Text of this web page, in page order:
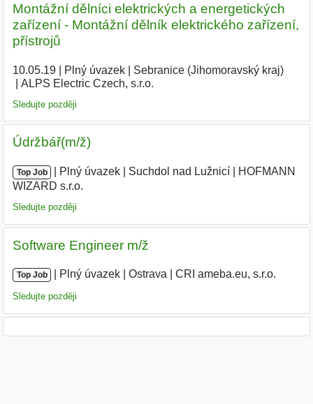
Montážní dělníci elektrických a energetických
zařízení - Montážní dělník elektrického zařízení,
přístrojů
10.05.19| Plný úvazek| Sebranice (Jihomoravský kraj)|
ALPS Electric Czech, s.r.o.
Sledujte později
Údržbář(m/ž)
Top Job Plný úvazek Suchdol nad Lužnicí
HOFMANN
WIZARD s.r.o.
Sledujte později
Software Engineer m/ž
Top Job Plný úvazek Ostrava CRI ameba.eu, s.r.o.
Sledujte později